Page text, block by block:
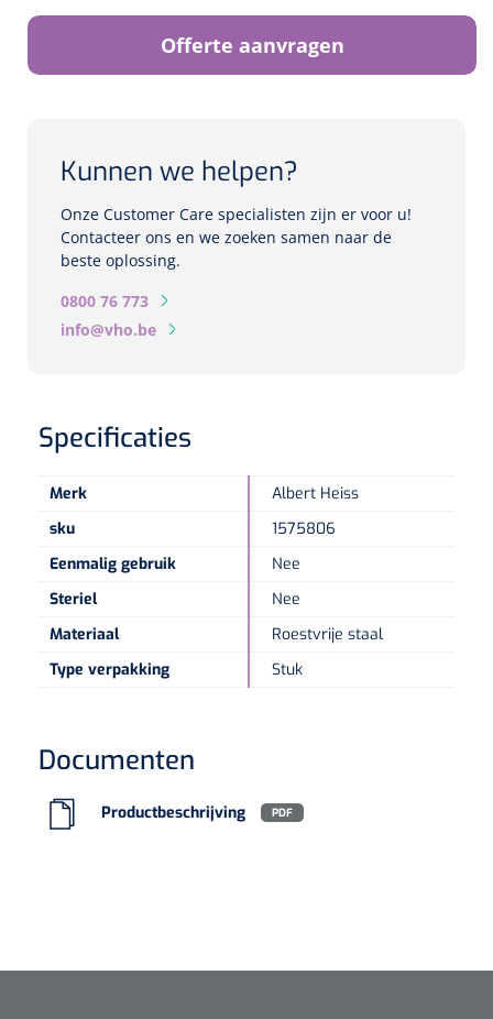
Ultrasound biometers
Perimeters
Fundus Cameras
Echo
Opties
Spleetlamp
Optotypeschermen
Lasers
Offerte aanvragen
Kunnen we helpen?
Onze Customer Care specialisten zijn er voor u!
Contacteer ons en we zoeken samen naar de
beste oplossing.
0800 76 773
info@vho.be
Specificaties
Merk
Albert Heiss
sku
1575806
Eenmalig gebruik
Nee
Steriel
Nee
Materiaal
Roestvrije staal
Type verpakking
Stuk
Documenten
Productbeschrijving PDF